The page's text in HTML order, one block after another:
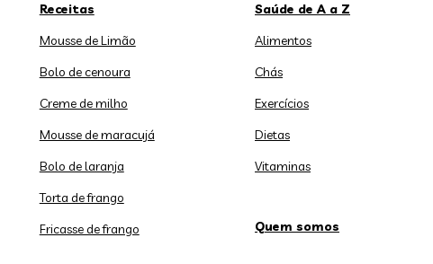
Receitas
Mousse de Limão
Bolo de cenoura
Creme de milho
Mousse de maracujá
Bolo de laranja
Torta de frango
Fricasse de frango
Saúde de A a Z
Alimentos
Chás
Exercícios
Dietas
Vitaminas
Quem somos